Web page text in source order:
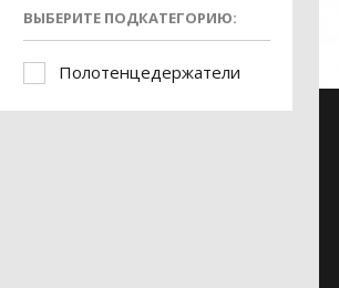
ВЫБЕРИТЕ ПОДКАТЕГОРИЮ:
Полотенцедержатели